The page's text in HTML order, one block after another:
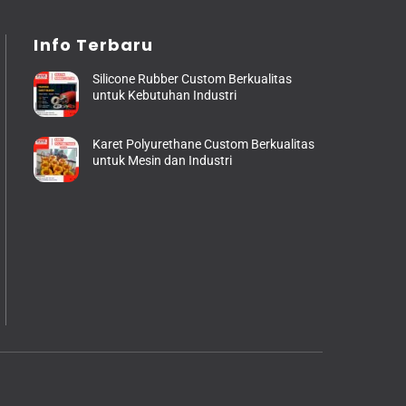
Info Terbaru
Silicone Rubber Custom Berkualitas
untuk Kebutuhan Industri
Karet Polyurethane Custom Berkualitas
untuk Mesin dan Industri